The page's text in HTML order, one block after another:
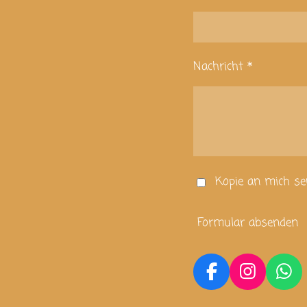
Nachricht *
Kopie an mich
Formular absenden
F
a
I
n
W
h